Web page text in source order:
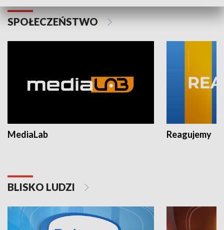
SPOŁECZEŃSTWO
MediaLab Reagujemy
BLISKO LUDZI